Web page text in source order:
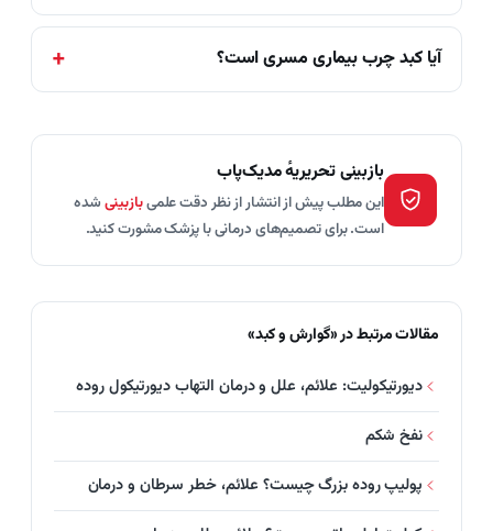
آیا کبد چرب بیماری مسری است؟
بازبینی تحریریهٔ مدیک‌پاب
این مطلب پیش از انتشار از نظر دقت علمیبازبینیشده
است. برای تصمیم‌های درمانی با پزشک مشورت کنید.
مقالات مرتبط در «گوارش و کبد»
دیورتیکولیت: علائم، علل و درمان التهاب دیورتیکول روده
نفخ شکم
پولیپ روده بزرگ چیست؟ علائم، خطر سرطان و درمان